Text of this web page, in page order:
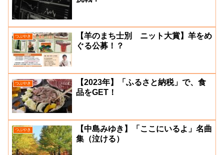
つぶやき
【羊のまち士別 ニット大賞】羊をめ
ぐる公募！？
つぶやき
【2023年】「ふるさと納税」で、食
品をGET！
つぶやき
【中島みゆき】「ここにいるよ」名曲
集（泣ける）